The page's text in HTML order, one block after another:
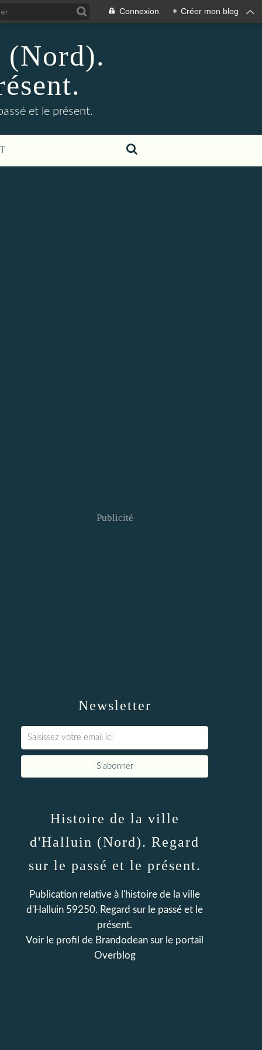
Connexion + Créer mon blog
et le présent.
Newsletter
Publicité
Histoire de la ville
d'Halluin (Nord). Regard
sur le passé et le présent.
Publication relative à l'histoire de la ville
d'Halluin 59250. Regard sur le passé et le
présent.
Voir le profil de Brandodean sur le portail
Overblog